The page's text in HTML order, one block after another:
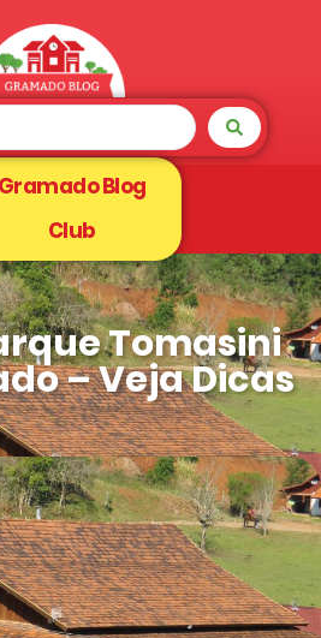
Gramado Blog
Club
Tomasini
– Veja Dicas